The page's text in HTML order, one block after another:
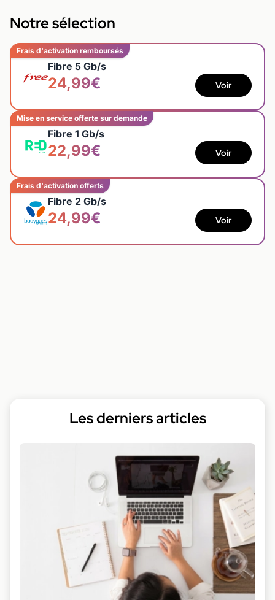
Notre sélection
Frais d'activation remboursés
Fibre 5 Gb/s
24,99€ Voir
Mise en service offerte sur demande
Fibre 1 Gb/s
22,99€ Voir
Frais d'activation offerts
Fibre 2 Gb/s
24,99€ Voir
Les derniers articles